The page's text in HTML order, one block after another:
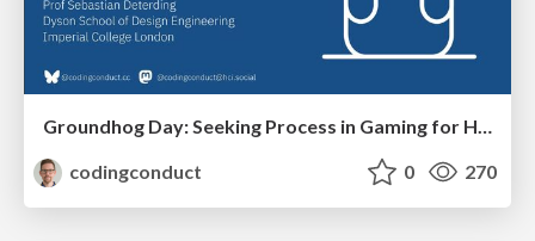
Groundhog Day: Seeking Process in Gaming for Health
codingconduct
0 270